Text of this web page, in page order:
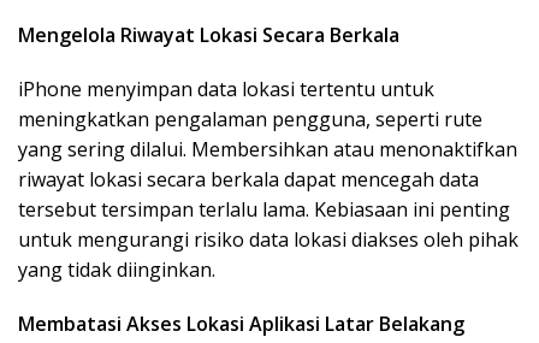
Mengelola Riwayat Lokasi Secara Berkala
iPhone menyimpan data lokasi tertentu untuk
meningkatkan pengalaman pengguna, seperti rute
yang sering dilalui. Membersihkan atau menonaktifkan
riwayat lokasi secara berkala dapat mencegah data
tersebut tersimpan terlalu lama. Kebiasaan ini penting
untuk mengurangi risiko data lokasi diakses oleh pihak
yang tidak diinginkan.
Membatasi Akses Lokasi Aplikasi Latar Belakang